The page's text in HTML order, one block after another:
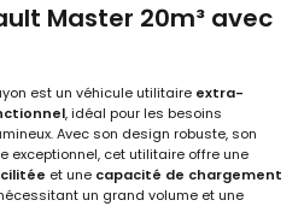
Master 20m³ avec
est un véhicule utilitaire extra-
, idéal pour les besoins
Avec son design robuste, son
exceptionnel, cet utilitaire offre une
et une capacité de chargement
un grand volume et une